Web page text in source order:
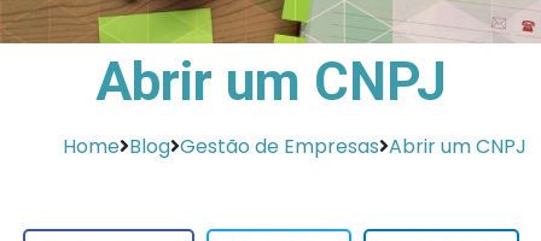
Abrir um CNPJ
Home Blog Gestão de Empresas Abrir um CNPJ